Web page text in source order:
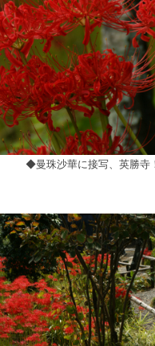
◆曼珠沙華に接写、英勝寺